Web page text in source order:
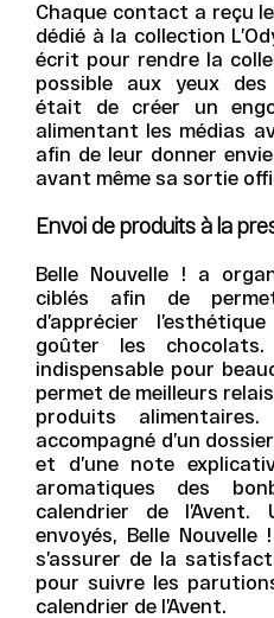
Chaque contact a reçu
dédié à la collection
écrit pour rendre la
possible aux yeux des
était de créer un
alimentant les médias
afin de leur donner
avant même sa sortie
Envoi de produits à la
Belle Nouvelle ! a
ciblés afin de
d’apprécier
goûter les
indispensable pour
permet de meilleurs
produits
accompagné d’un
et d’une note
aromatiques des
calendrier de
envoyés, Belle
s’assurer de la
pour suivre les
calendrier de l’Avent.